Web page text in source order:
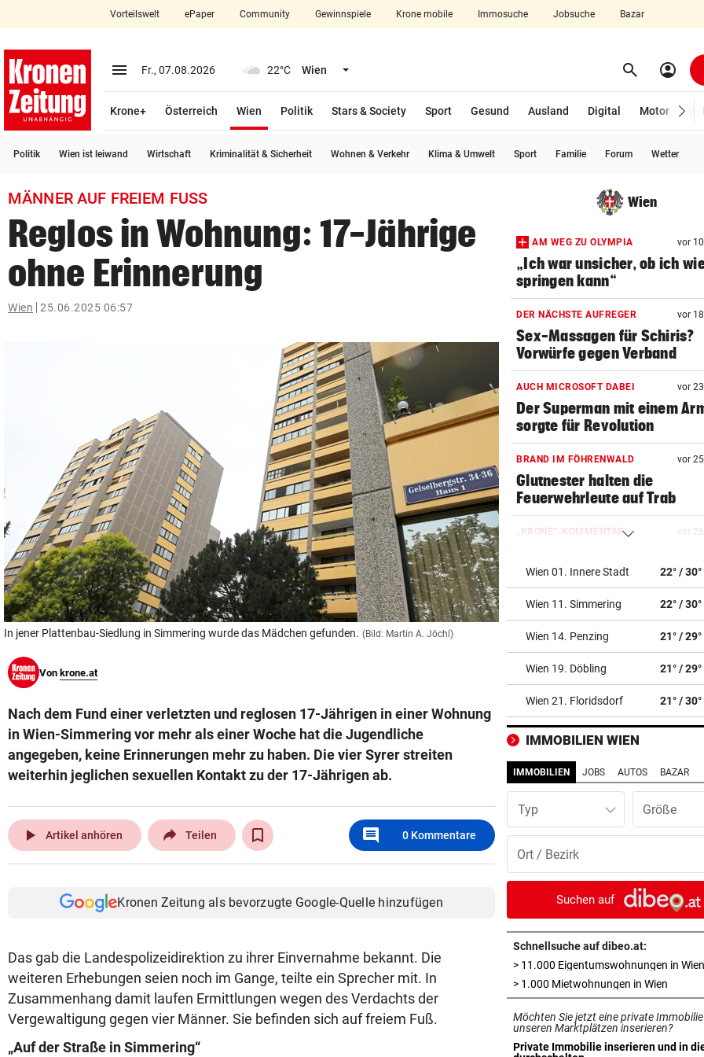
closeSchließen
account_circle Anmelden
arrow_right
bookmark
search
Suchbegriff
eingeben
Vorteilswelt ePaper Community Gewinnspiele Krone mobile Immosuche Jobsuche Bazar
menu Menü aufklappen
Fr., 07.08.2026 22°C Wien Menü aufklappen search Suchen
account_circle
Krone+ Österreich Wien
Politik
Stars & Society Sport Gesund Ausland Digital Motor
Politik Wien ist leiwand Wirtschaft Kriminalität & Sicherheit Wohnen & Verkehr Klima & Umwelt Sport Familie Forum Wetter
MÄNNER AUF FREIEM FUSS
Reglos in Wohnung: 17-Jährige
ohne Erinnerung
Wien 25.06.2025 06:57
In jener Plattenbau-Siedlung in Simmering wurde das Mädchen gefunden. (Bild: Martin A. Jöchl)
Von krone.at
Nach dem Fund einer verletzten und reglosen 17-Jährigen in einer Wohnung
in Wien-Simmering vor mehr als einer Woche hat die Jugendliche
angegeben, keine Erinnerungen mehr zu haben. Die vier Syrer streiten
weiterhin jeglichen sexuellen Kontakt zu der 17-Jährigen ab.
play_arrow Artikel anhören Teilen comment 0 Kommentare
Kronen Zeitung als bevorzugte Google-Quelle hinzufügen
Das gab die Landespolizeidirektion zu ihrer Einvernahme bekannt. Die
weiteren Erhebungen seien noch im Gange, teilte ein Sprecher mit. In
Zusammenhang damit laufen Ermittlungen wegen des Verdachts der
Vergewaltigung gegen vier Männer. Sie befinden sich auf freiem Fuß.
„Auf der Straße in Simmering“
Wien
AM WEG ZU OLYMPIA vor
„Ich war unsicher, ob ich
springen kann“
DER NÄCHSTE AUFREGER vor
Sex-Massagen für Schiris?
Vorwürfe gegen Verband
AUCH MICROSOFT DABEI vor
Der Superman mit einem
sorgte für Revolution
BRAND IM FÖHRENWALD vor
Glutnester halten die
Feuerwehrleute auf Trab
„KRONE“-KOMMENTAR vor
NUMMER NEUN ZU STARK vor
Nur 2 Games, kein
Potapova geht unter
Ski-Paukenschlag: Verband
„nicht vorbeireitet“
Gegner wohl fix!
Neustifter Kirtag: So soll
„KRONE“-KOMMENTAR vor
So treiben sie Republik und
blaue Hände
BUNDESLIGA IM TICKER vor
SCR Altach gegen WSG Tirol
19.30 Uhr LIVE
„KRONE“ VOR ORT vor
Polizeianhaltezentrum:
Wien 01. Innere Stadt 22° / 30°
Wien 11. Simmering 22° / 30°
Wien 14. Penzing 21° / 29°
Wien 19. Döbling 21° / 29°
Wien 21. Floridsdorf 21° / 30°
IMMOBILIEN WIEN
IMMOBILIEN JOBS AUTOS BAZAR
Typ
Suchen auf
Schnellsuche auf dibeo.at:
> 11.000 Eigentumswohnungen in Wien
> 1.000 Mietwohnungen in Wien
Möchten Sie jetzt eine private
unseren Marktplätzen inserieren?
Private Immobilie inserieren und in